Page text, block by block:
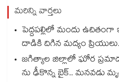
మరిన్ని వార్తలు
పెద్దపల్లిలో మందు
దాడికి దిగిన మద్యం
జగిత్యాల జిల్లాలో ఘోర
ను ఢీకొన్న బైక్.. మనవడు